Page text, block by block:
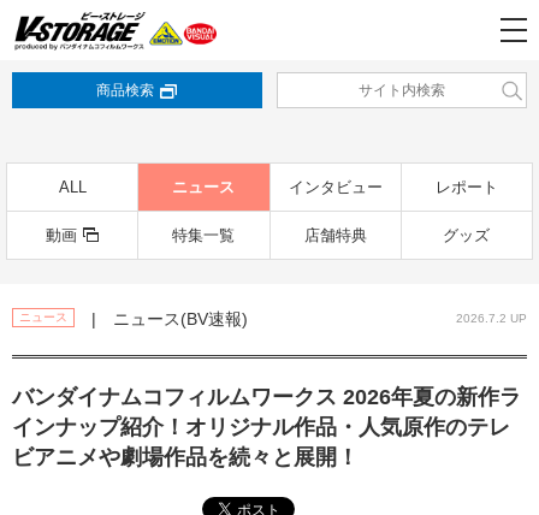
商品検索
ALL ニュース インタビュー レポート
動画 特集一覧 店舗特典 グッズ
ニュース | ニュース(BV速報) 2026.7.2 UP
バンダイナムコフィルムワークス 2026年夏の新作ラ
インナップ紹介！オリジナル作品・人気原作のテレ
ビアニメや劇場作品を続々と展開！